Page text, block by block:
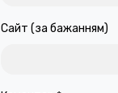
Сайт (за бажанням)